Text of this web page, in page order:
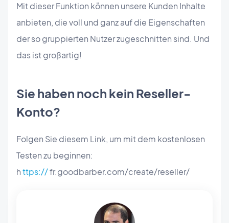
Mit dieser Funktion können unsere Kunden Inhalte
anbieten, die voll und ganz auf die Eigenschaften
der so gruppierten Nutzer zugeschnitten sind. Und
das ist großartig!
Sie haben noch kein Reseller-
Konto?
Folgen Sie diesem Link, um mit dem kostenlosen
Testen zu beginnen:
https://fr.goodbarber.com/create/reseller/